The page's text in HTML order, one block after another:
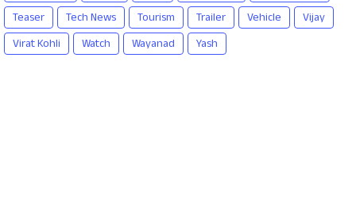
Teaser
Tech News Tourism Trailer Vehicle
Vijay
Virat Kohli
Watch Wayanad Yash